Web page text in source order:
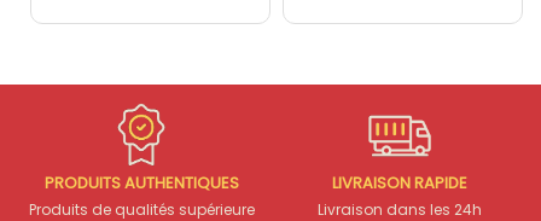
PRODUITS AUTHENTIQUES
Produits de qualités supérieure
LIVRAISON RAPIDE
Livraison dans les 24h